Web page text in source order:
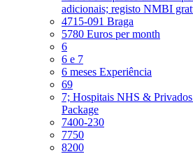
adicionais; registo NMBI
4715-091 Braga
5780 Euros per month
6
6 e 7
6 meses Experiência
69
7; Hospitais NHS &
Package
7400-230
7750
8200